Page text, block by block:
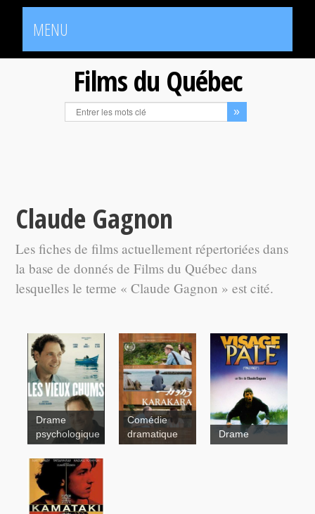
MENU
Films du Québec
Claude Gagnon
Les fiches de films actuellement répertoriées dans
la base de donnés de Films du Québec dans
lesquelles le terme « Claude Gagnon » est cité.
Drame
psychologique
Comédie
dramatique
Visage pâle
Drame